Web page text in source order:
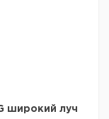
широкий луч